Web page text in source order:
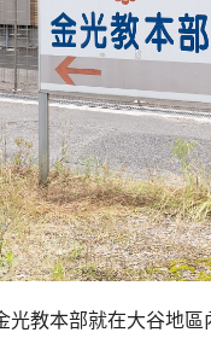
光教本部就在大谷地